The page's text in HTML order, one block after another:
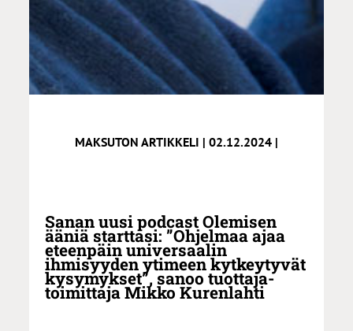
MAKSUTON ARTIKKELI | 02.12.2024 |
Sanan uusi podcast Olemisen
ääniä starttasi: ”Ohjelmaa ajaa
eteenpäin universaalin
ihmisyyden ytimeen kytkeytyvät
kysymykset”, sanoo tuottaja-
toimittaja Mikko Kurenlahti